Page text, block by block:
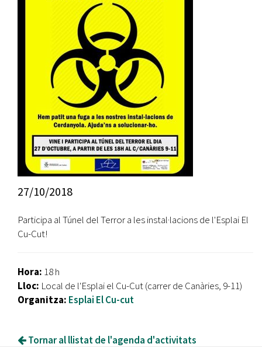
27/10/2018
Participa al Túnel del Terror a les instal·lacions de l'Esplai El
Cu-Cut!
Hora: 18 h
Lloc: Local de l'Esplai el Cu-Cut (carrer de Canàries, 9-11)
Organitza: Esplai El Cu-cut
Tornar al llistat de l'agenda d'activitats